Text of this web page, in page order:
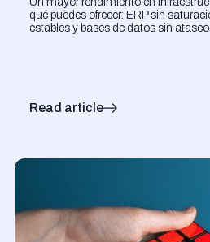
qué puedes ofrecer: ERP sin
estables y bases de datos sin
Read article